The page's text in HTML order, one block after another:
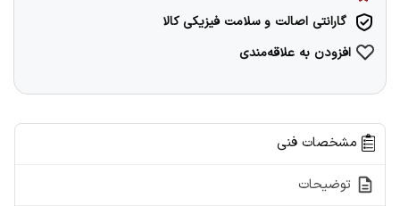
گارانتی اصالت و سلامت فیزیکی کالا
افزودن به علاقه‌مندی
مشخصات فنی
توضیحات